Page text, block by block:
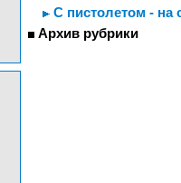
С пистолетом - на
Архив рубрики